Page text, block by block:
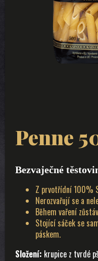
Penne
Bezvaječné
Z prvotřídní 100%
Nerozvařují se a
Během vaření
Stojící sáček se
páskem.
Složení: krupice z tvrdé